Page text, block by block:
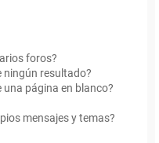
foros?
ningún resultado?
una página en blanco?
mensajes y temas?